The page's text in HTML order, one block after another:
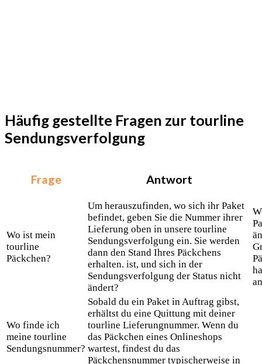
Häufig gestellte Fragen zur tourline
Sendungsverfolgung
Frage Antwort
Wo ist mein
tourline
Päckchen?
Um herauszufinden, wo sich ihr Paket
befindet, geben Sie die Nummer ihrer
Lieferung oben in unsere tourline
Sendungsverfolgung ein. Sie werden
dann den Stand Ihres Päckchens
erhalten. ist, und sich in der
Sendungsverfolgung der Status nicht
ändert?
Wo finde ich
meine tourline
Sendungsnummer?
Sobald du ein Paket in Auftrag gibst,
erhältst du eine Quittung mit deiner
tourline Lieferungnummer. Wenn du
das Päckchen eines Onlineshops
wartest, findest du das
Päckchensnummer typischerweise in